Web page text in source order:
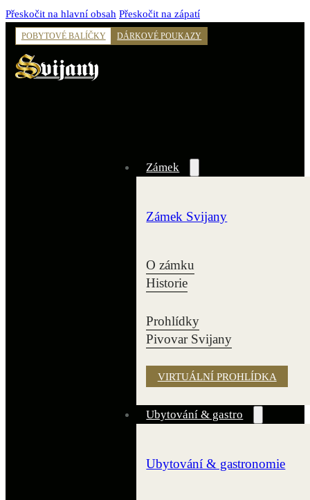
Přeskočit na hlavní obsah Přeskočit na zápatí
POBYTOVÉ BALÍČKY DÁRKOVÉ POUKAZY
Zámek
Zámek Svijany
O zámku
Historie
Prohlídky
Pivovar Svijany
VIRTUÁLNÍ PROHLÍDKA
Ubytování & gastro
Ubytování & gastronomie